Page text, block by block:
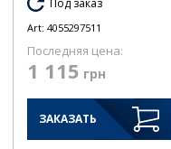
Art: 4055297511
Последняя цена:
1 115 грн
ЗАКАЗАТЬ